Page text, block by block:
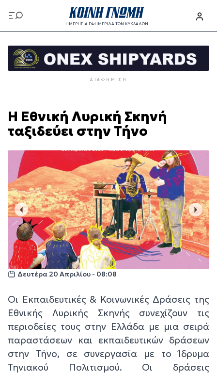
προς
το
περιεχόμενο
ΗΜΕΡΗΣΙΑ ΕΦΗΜΕΡΙΔΑ ΤΩΝ ΚΥΚΛΑΔΩΝ
προς
κυρίως
ΔΙΑΦΉΜΙΣΗ
Η Εθνική Λυρική Σκηνή
ταξιδεύει στην Τήνο
Δευτέρα 20 Απριλίου - 08:08
Οι Εκπαιδευτικές & Κοινωνικές Δράσεις της
Εθνικής Λυρικής Σκηνής συνεχίζουν τις
περιοδείες τους στην Ελλάδα με μια σειρά
παραστάσεων και εκπαιδευτικών δράσεων
στην Τήνο, σε συνεργασία με το Ίδρυμα
Τηνιακού Πολιτισμού. Οι δράσεις